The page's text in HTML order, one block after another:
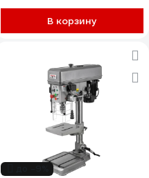
В корзину